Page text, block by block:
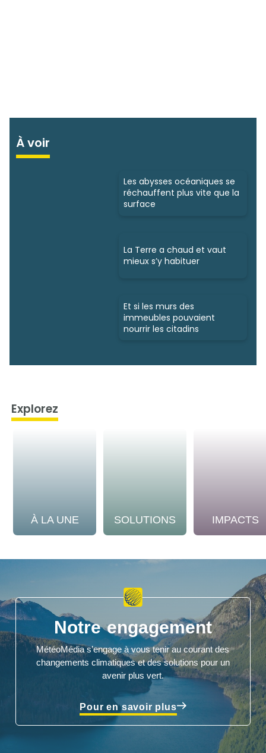
À voir
Les abysses océaniques se
réchauffent plus vite que la
surface
La Terre a chaud et vaut
mieux s’y habituer
Et si les murs des
immeubles pouvaient
nourrir les citadins
Explorez
À LA UNE SOLUTIONS IMPACTS
Notre engagement
MétéoMédia s’engage à vous tenir au courant des
changements climatiques et des solutions pour un
avenir plus vert.
Pour en savoir plus